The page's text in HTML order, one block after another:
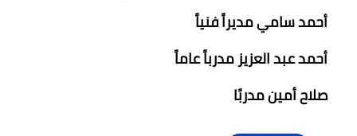
أحمد سامي مديراً فنياً
أحمد عبد العزيز مدرباً عاماً
صلاح أمين مدربًا